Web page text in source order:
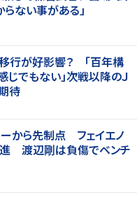
ない事がある」
行が好影響？ 「百年構
じでもない」次戦以降のＪ
待
ーから先制点 フェイエノ
進 渡辺剛は負傷でベンチ